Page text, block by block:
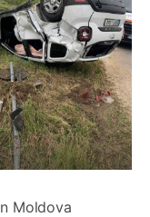
Moldova